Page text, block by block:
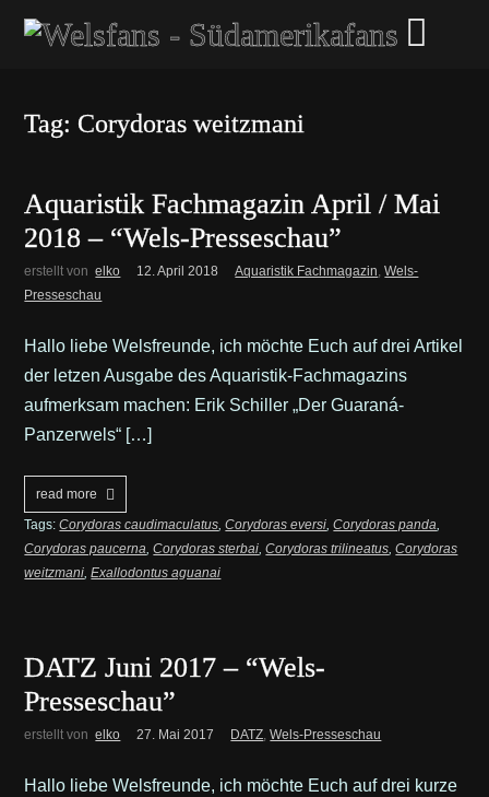
Tag: Corydoras weitzmani
Aquaristik Fachmagazin April / Mai
2018 – “Wels-Presseschau”
erstellt von elko 12. April 2018 Aquaristik Fachmagazin,Wels-
Presseschau
Hallo liebe Welsfreunde, ich möchte Euch auf drei Artikel
der letzen Ausgabe des Aquaristik-Fachmagazins
aufmerksam machen: Erik Schiller „Der Guaraná-
Panzerwels“ […]
read more
Tags:Corydoras caudimaculatus,Corydoras eversi,Corydoras panda,
Corydoras paucerna,Corydoras sterbai,Corydoras trilineatus,Corydoras
weitzmani,Exallodontus aguanai
DATZ Juni 2017 – “Wels-
Presseschau”
erstellt von elko 27. Mai 2017 DATZ,Wels-Presseschau
Hallo liebe Welsfreunde, ich möchte Euch auf drei kurze